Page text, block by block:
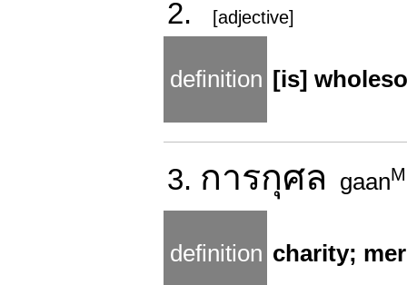
2. [adjective]
definition [is]
3. การกุศล gaanM
definition charity;